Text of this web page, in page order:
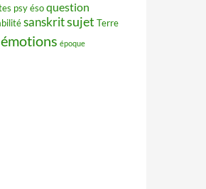
psy ésoquestion
sanskritsujet Terre
émotions époque